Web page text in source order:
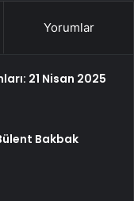
Yorumlar
21 Nisan 2025
Bakbak